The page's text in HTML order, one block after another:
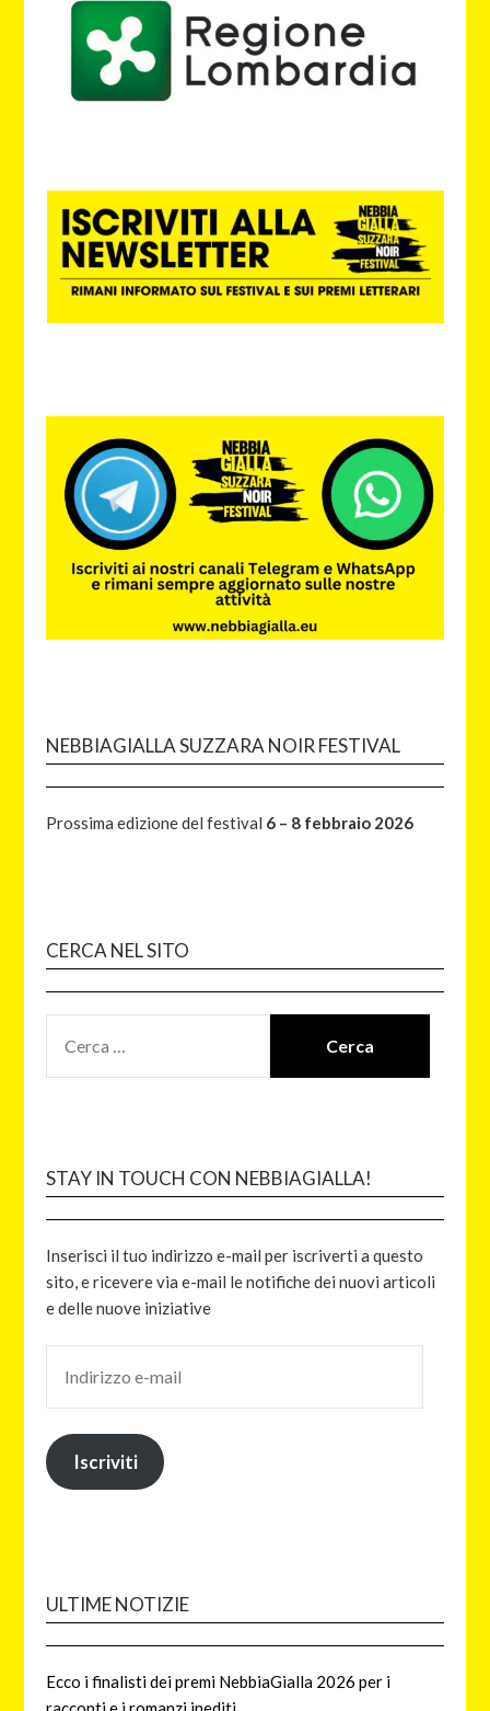
NEBBIAGIALLA SUZZARA NOIR FESTIVAL
Prossima edizione del festival 6 – 8 febbraio 2026
CERCA NEL SITO
STAY IN TOUCH CON NEBBIAGIALLA!
Inserisci il tuo indirizzo e-mail per iscriverti a questo
sito, e ricevere via e-mail le notifiche dei nuovi articoli
e delle nuove iniziative
Iscriviti
ULTIME NOTIZIE
Ecco i finalisti dei premi NebbiaGialla 2026 per i